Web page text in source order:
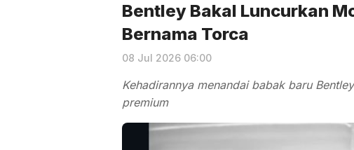
Bentley Bakal Luncurkan
Bernama Torca
08 Jul 2026 06:00
Kehadirannya menandai babak baru
premium